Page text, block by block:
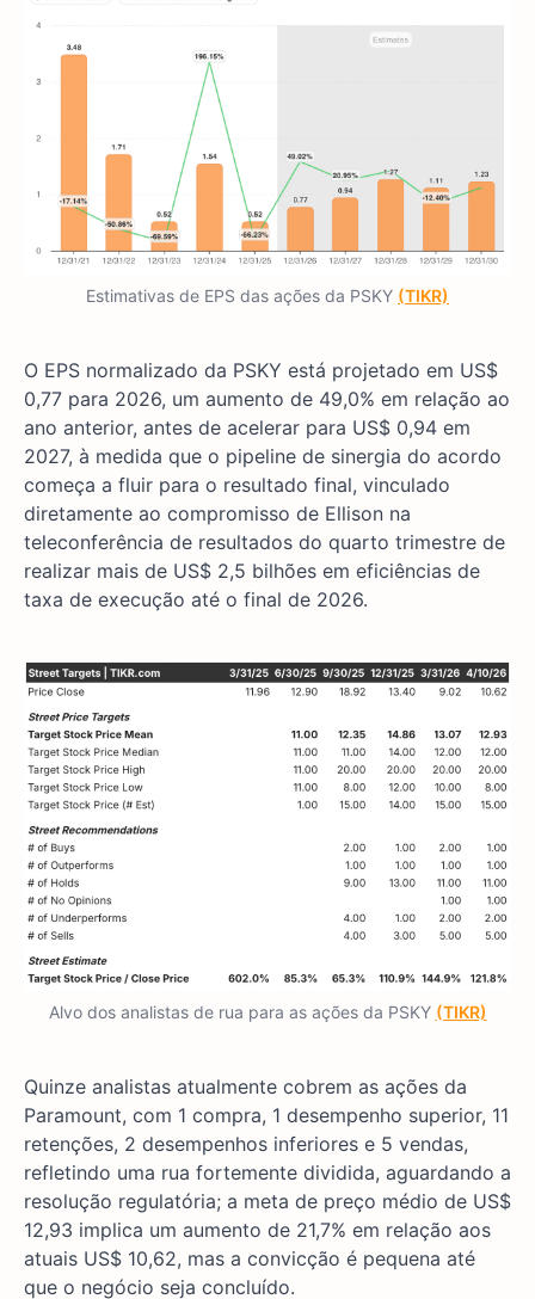
Estimativas de EPS das ações da PSKY (TIKR)
O EPS normalizado da PSKY está projetado em US$
0,77 para 2026, um aumento de 49,0% em relação ao
ano anterior, antes de acelerar para US$ 0,94 em
2027, à medida que o pipeline de sinergia do acordo
começa a fluir para o resultado final, vinculado
diretamente ao compromisso de Ellison na
teleconferência de resultados do quarto trimestre de
realizar mais de US$ 2,5 bilhões em eficiências de
taxa de execução até o final de 2026.
Alvo dos analistas de rua para as ações da PSKY (TIKR)
Quinze analistas atualmente cobrem as ações da
Paramount, com 1 compra, 1 desempenho superior, 11
retenções, 2 desempenhos inferiores e 5 vendas,
refletindo uma rua fortemente dividida, aguardando a
resolução regulatória; a meta de preço médio de US$
12,93 implica um aumento de 21,7% em relação aos
atuais US$ 10,62, mas a convicção é pequena até
que o negócio seja concluído.